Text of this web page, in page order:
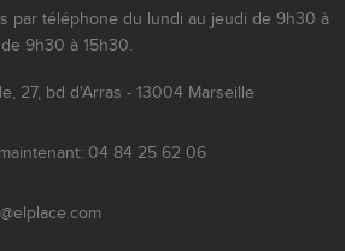
par téléphone du lundi au jeudi de 9h30 à
9h30 à 15h30.
27, bd d'Arras - 13004 Marseille
04 84 25 62 06